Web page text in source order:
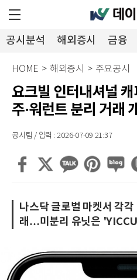
공시분석 해외증시 금융
HOME > 해외증시 > 주요공시
요크빌 인터내셔널
주·워런트 분리 거래
공시팀 / 입력 : 2026-07-09 21:37
나스닥 글로벌 마켓서 각
래…미분리 유닛은